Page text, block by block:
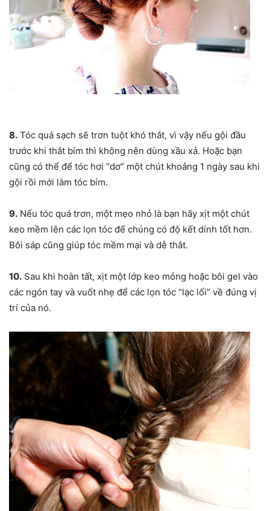
8. Tóc quá sạch sẽ trơn tuột khó thắt, vì vậy nếu gội đầu
trước khi thắt bím thì không nên dùng xầu xả. Hoặc bạn
cũng có thể để tóc hơi “dơ” một chút khoảng 1 ngày sau khi
gội rồi mới làm tóc bím.
9. Nếu tóc quá trơn, một mẹo nhỏ là bạn hãy xịt một chút
keo mềm lên các lọn tóc để chúng có độ kết dính tốt hơn.
Bôi sáp cũng giúp tóc mềm mại và dễ thắt.
10. Sau khi hoàn tất, xịt một lớp keo mỏng hoặc bôi gel vào
các ngón tay và vuốt nhẹ để các lọn tóc “lạc lối” về đúng vị
trí của nó.